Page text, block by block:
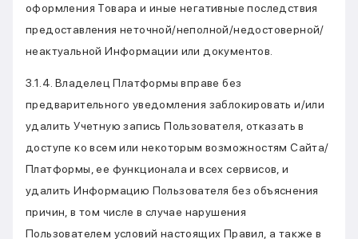
оформления Товара и иные негативные последствия
предоставления неточной/неполной/недостоверной/
неактуальной Информации или документов.
3.1.4. Владелец Платформы вправе без
предварительного уведомления заблокировать и/или
удалить Учетную запись Пользователя, отказать в
доступе ко всем или некоторым возможностям Сайта/
Платформы, ее функционала и всех сервисов, и
удалить Информацию Пользователя без объяснения
причин, в том числе в случае нарушения
Пользователем условий настоящих Правил, а также в